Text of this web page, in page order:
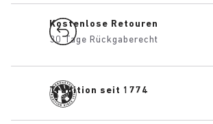
Kostenlose Retouren
30 Tage Rückgaberecht
Tradition seit 1774